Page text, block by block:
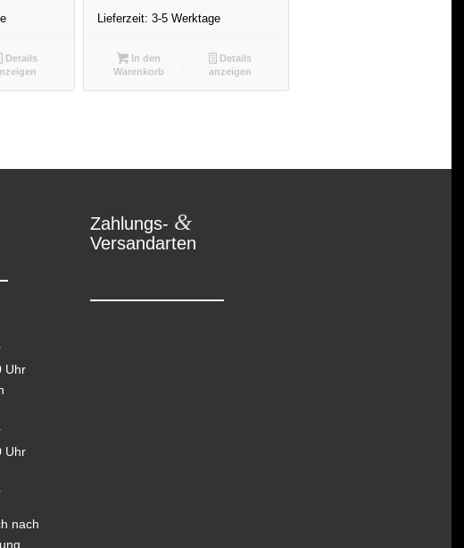
Details
Lieferzeit:3-5 Werktage
In den
Warenkorb
Details
anzeigen
Uhr
Uhr
nach
Zahlungs- &
Versandarten